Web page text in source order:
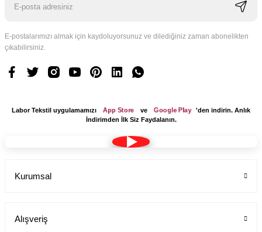
E-postalarımızı almak için kaydoluyorsunuz ve dilediğiniz zaman abonelikten
çıkabilirsiniz.
Labor Tekstil uygulamamızı App Store ve Google Play
'den indirin. Anlık
İndirimden İlk Siz Faydalanın.
Kurumsal
Alışveriş